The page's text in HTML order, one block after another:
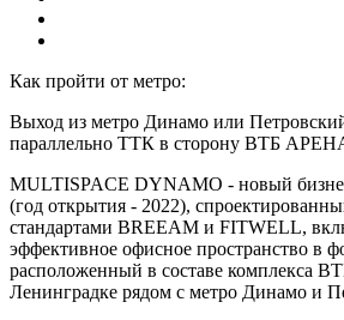
Как пройти от метро:
Выход из метро Динамо или
параллельно ТТК в сторону ВТБ
MULTISPACE DYNAMO - новый
(год открытия - 2022),
стандартами BREEAM и FITWELL,
эффективное офисное пространство в
расположенный в составе
Ленинградке рядом с метро Динамо и